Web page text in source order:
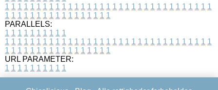
1 1 1 1 1 1 1 1 1 1 1 1 1 1 1 1 1 1 1 1 1 1 1 1 1 1 1 1 1 1 1 1 1
1 1 1 1 1 1 1 1 1 1 1 1 1 1 1 1 1
PARALLELS:
1 1 1 1 1 1 1 1 1 1
1 1 1 1 1 1 1 1 1 1 1 1 1 1 1 1 1 1 1 1 1 1 1 1 1 1 1 1 1 1 1 1 1
1 1 1 1 1 1 1 1 1 1 1 1 1 1 1 1 1
URL PARAMETER:
1 1 1 1 1 1 1 1 1 1